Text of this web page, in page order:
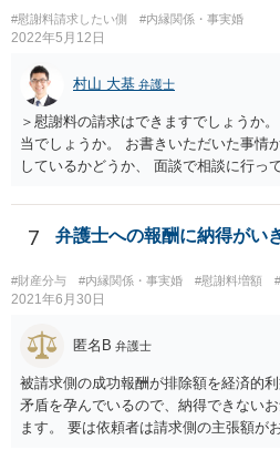
#慰謝料請求したい側 #内縁関係・事実婚
2022年5月12日
村山 大基 弁護士
＞慰謝料の請求はできますでしょうか
当でしょうか。 お書きいただいた事情
しているかどうか、 面談で相談に行っ
あるからです。 他方で、実際問題とし
生じているので、 厳密に婚約が成立し
す。 相手としても、裁判までして争っ
一定額を支払って円満に解決したいと
7 弁護士への報酬に納得がい
#財産分与 #内縁関係・事実婚 #慰謝料増額
2021年6月30日
匿名B 弁護士
被請求側の成功報酬が排除額を経済的
矛盾を孕んでいるので、納得できない
ます。 要は依頼者は請求側の主張額が